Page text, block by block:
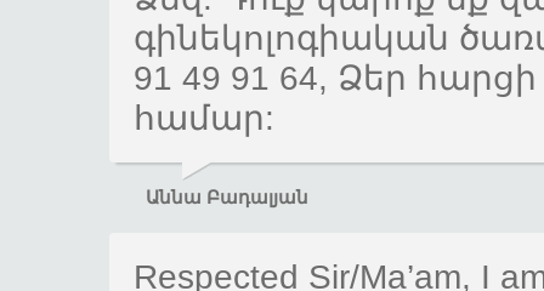
գինեկոլոգիական
91 49 91 64, Ձեր
համար:
Աննա Բադալյան
Respected Sir/Ma’am, I